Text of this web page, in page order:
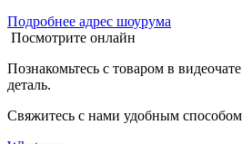
Подробнее адрес шоурума
Посмотрите онлайн
Познакомьтесь с товаром в
деталь.
Свяжитесь с нами удобным